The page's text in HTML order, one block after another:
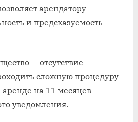
арендатору
и предсказуемость
— отсутствие
сложную процедуру
на 11 месяцев
уведомления.